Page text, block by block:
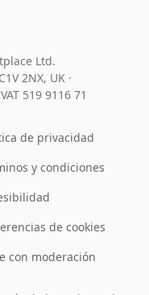
Ltd.
2NX, UK ·
VAT 519 9116 71
de privacidad
y condiciones
de cookies
con moderación